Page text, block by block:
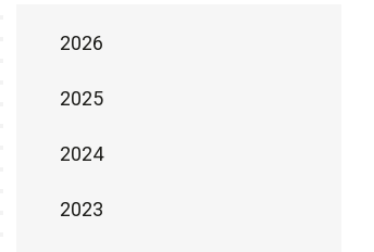
2026
2025
2024
2023